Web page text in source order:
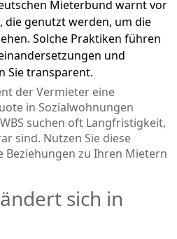
Mieterbund warnt vor
die genutzt werden, um die
Solche Praktiken führen
und
Sie transparent.
der Vermieter eine
in Sozialwohnungen
suchen oft Langfristigkeit,
sind. Nutzen Sie diese
Beziehungen zu Ihren Mietern
sich in